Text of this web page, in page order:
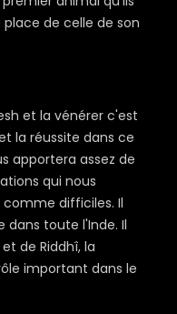
de celle de son
et la vénérer c'est
la réussite dans ce
apportera assez de
qui nous
difficiles. Il
dans toute l'Inde. Il
de Riddhî, la
important dans le